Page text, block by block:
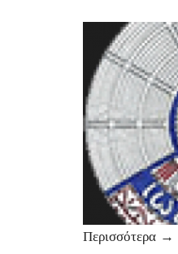
Περισσότερα →